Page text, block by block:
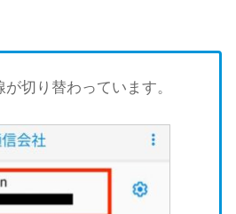
切り替わっています。